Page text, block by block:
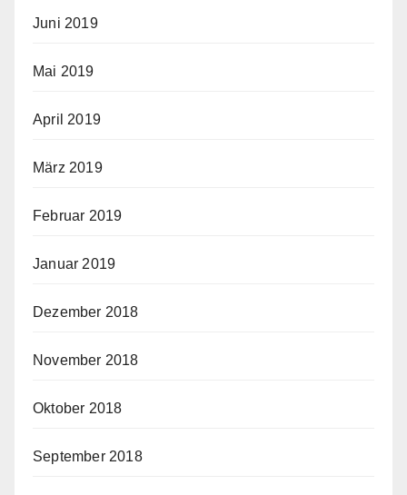
Juni 2019
Mai 2019
April 2019
März 2019
Februar 2019
Januar 2019
Dezember 2018
November 2018
Oktober 2018
September 2018